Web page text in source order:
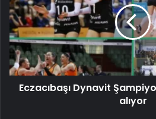
Eczacıbaşı Dynavit
alıyor